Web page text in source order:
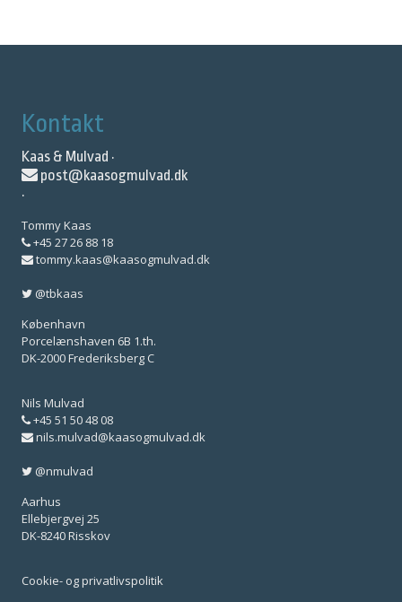
Kontakt
Kaas & Mulvad ·
post@kaasogmulvad.dk
·
Tommy Kaas
+45 27 26 88 18
tommy.kaas@kaasogmulvad.dk
@tbkaas
København
Porcelænshaven 6B 1.th.
DK-2000 Frederiksberg C
Nils Mulvad
+45 51 50 48 08
nils.mulvad@kaasogmulvad.dk
@nmulvad
Aarhus
Ellebjergvej 25
DK-8240 Risskov
Cookie- og privatlivspolitik